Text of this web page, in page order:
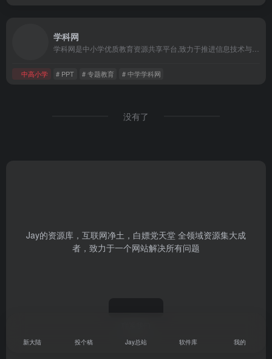
学科网
中高小学 # PPT # 专题教育 # 中学学科网
没有了
Jay的资源库，互联网净土，白嫖党天堂 全领域资源集大成
者，致力于一个网站解决所有问题
新大陆 投个稿 Jay总站 软件库 我的